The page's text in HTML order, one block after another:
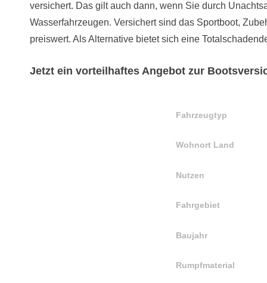
versichert. Das gilt auch dann, wenn Sie durch
Wasserfahrzeugen. Versichert sind das Sportboot,
preiswert. Als Alternative bietet sich eine
Jetzt ein vorteilhaftes Angebot zur
Fahrzeugtyp
Wohnort Land
Nutzen
Fahrgebiet
Baujahr
Rumpfmaterial